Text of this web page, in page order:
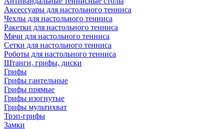
Аксессуары для настольного тенниса
Чехлы для настольного тенниса
Ракетки для настольного тенниса
Мячи для настольного тенниса
Сетки для настольного тенниса
Роботы для настольного тенниса
Штанги, грифы, диски
Грифы
Грифы гантельные
Грифы прямые
Грифы изогнутые
Грифы мультихват
Трэп-грифы
Замки